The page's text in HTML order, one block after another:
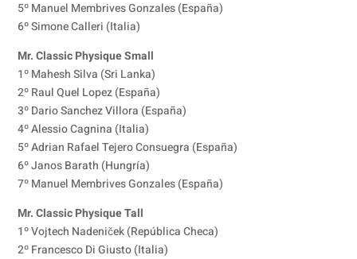
5º Manuel Membrives Gonzales (España)
6º Simone Calleri (Italia)
Mr. Classic Physique Small
1º Mahesh Silva (Sri Lanka)
2º Raul Quel Lopez (España)
3º Dario Sanchez Villora (España)
4º Alessio Cagnina (Italia)
5º Adrian Rafael Tejero Consuegra (España)
6º Janos Barath (Hungría)
7º Manuel Membrives Gonzales (España)
Mr. Classic Physique Tall
1º Vojtech Nadeniček (República Checa)
2º Francesco Di Giusto (Italia)